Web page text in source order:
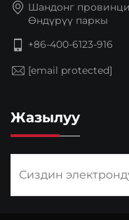
Шандонг
Өндүрүү паркы
+86-400-6123-916
[email protected]
Жазылуу